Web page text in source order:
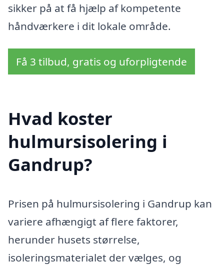
sikker på at få hjælp af kompetente
håndværkere i dit lokale område.
Få 3 tilbud, gratis og uforpligtende
Hvad koster
hulmursisolering i
Gandrup?
Prisen på hulmursisolering i Gandrup kan
variere afhængigt af flere faktorer,
herunder husets størrelse,
isoleringsmaterialet der vælges, og